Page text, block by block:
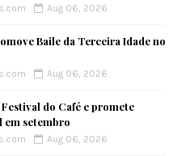
Aug 06, 2026
Baile da Terceira Idade no
Aug 06, 2026
do Café e promete
em setembro
Aug 06, 2026